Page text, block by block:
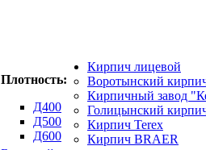
Плотность:
Д400
Д500
Д600
Кирпич лицевой
Воротынский
Кирпичный завод
Голицынский
Кирпич Terex
Кирпич BRAER